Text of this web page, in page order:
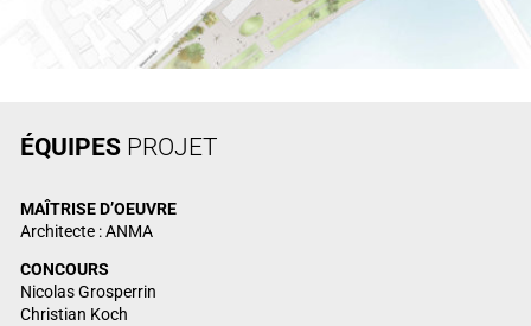
ÉQUIPESPROJET
MAÎTRISED’OEUVRE
Architecte : ANMA
CONCOURS
Nicolas Grosperrin
Christian Koch